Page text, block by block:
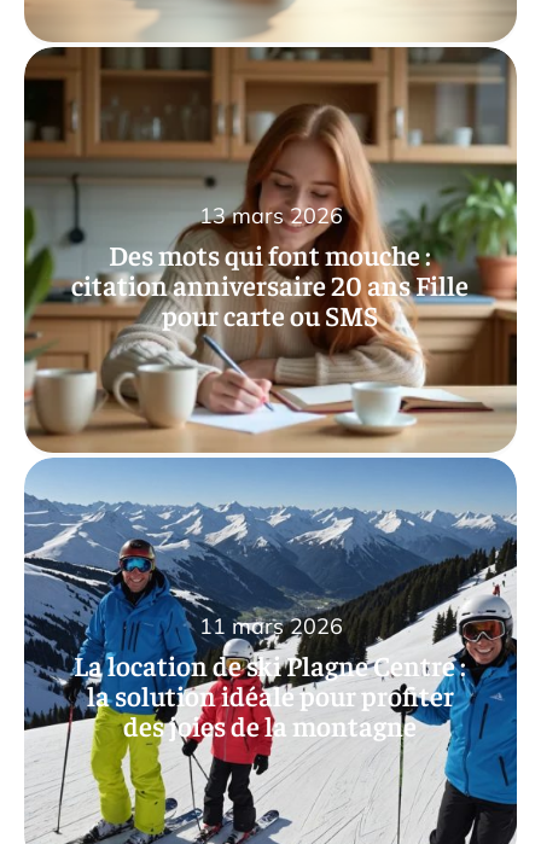
Des mots qui font mouche :
citation anniversaire 20 ans Fille
pour carte ou SMS
13 mars 2026
La location de ski Plagne Centre :
la solution idéale pour profiter
des joies de la montagne
11 mars 2026